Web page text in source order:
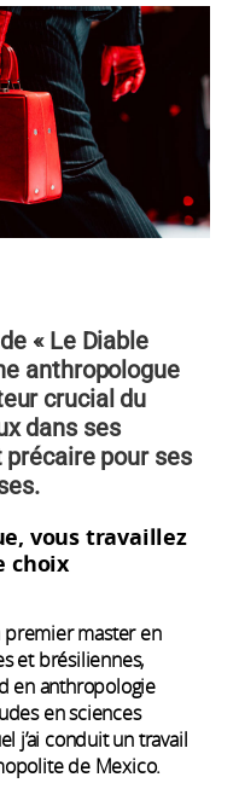
« Le Diable
anthropologue
crucial du
dans ses
précaire pour ses
vous travaillez
choix
premier master en
et brésiliennes,
en anthropologie
en sciences
j’ai conduit un travail
de Mexico.